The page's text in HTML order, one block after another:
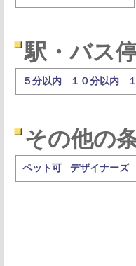
駅・バス
５分以内 １０分以内
その他の
ペット可 デザイナーズ